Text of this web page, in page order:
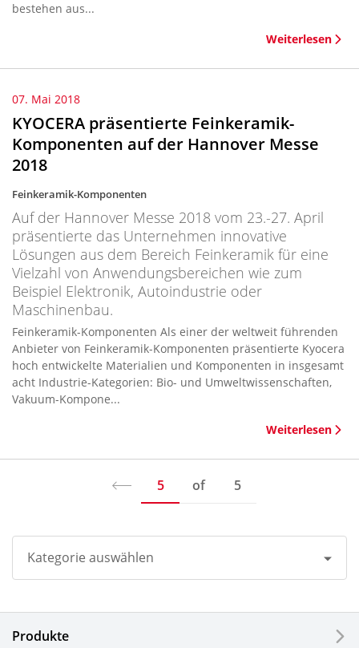
bestehen aus...
Weiterlesen
07. Mai 2018
KYOCERA präsentierte Feinkeramik-
Komponenten auf der Hannover Messe
2018
Feinkeramik-Komponenten
Auf der Hannover Messe 2018 vom 23.-27. April
präsentierte das Unternehmen innovative
Lösungen aus dem Bereich Feinkeramik für eine
Vielzahl von Anwendungsbereichen wie zum
Beispiel Elektronik, Autoindustrie oder
Maschinenbau.
Feinkeramik-Komponenten Als einer der weltweit führenden
Anbieter von Feinkeramik-Komponenten präsentierte Kyocera
hoch entwickelte Materialien und Komponenten in insgesamt
acht Industrie-Kategorien: Bio- und Umweltwissenschaften,
Vakuum-Kompone...
Weiterlesen
5 of 5
Kategorie auswählen
Unternehmen
Produkte